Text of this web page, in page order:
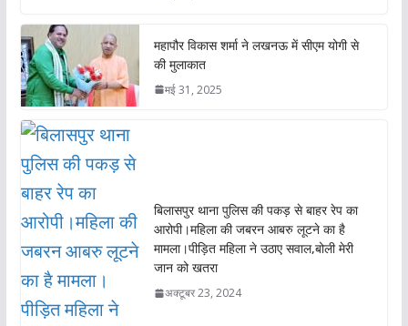
महापौर विकास शर्मा ने लखनऊ में सीएम योगी से
की मुलाकात
मई 31, 2025
बिलासपुर थाना पुलिस की पकड़ से बाहर रेप का
आरोपी।महिला की जबरन आबरु लूटने का है
मामला।पीड़ित महिला ने उठाए सवाल,बोली मेरी
जान को खतरा
अक्टूबर 23, 2024